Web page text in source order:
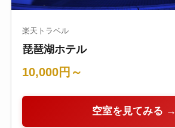
楽天トラベル
琵琶湖ホテル
10,000円～
空室を見てみる →